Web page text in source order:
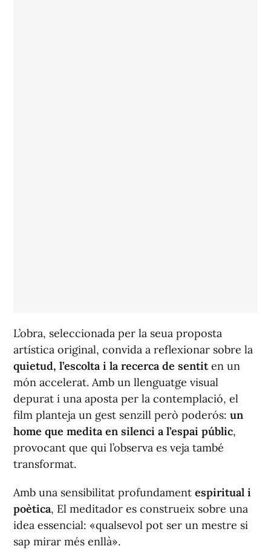
L’obra, seleccionada per la seua proposta
artística original, convida a reflexionar sobre la
quietud, l’escolta i la recerca de sentiten un
món accelerat. Amb un llenguatge visual
depurat i una aposta per la contemplació, el
film planteja un gest senzill però poderós: un
home que medita en silenci a l’espai públic,
provocant que qui l’observa es veja també
transformat.
Amb una sensibilitat profundament espiritual i
poètica, El meditador es construeix sobre una
idea essencial: «qualsevol pot ser un mestre si
sap mirar més enllà».